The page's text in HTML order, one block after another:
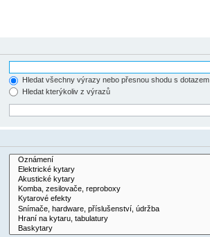
Hledat všechny výrazy nebo přesnou shodu s dotazem
Hledat kterýkoliv z výrazů